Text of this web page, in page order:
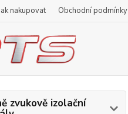
nakupovat Obchodní podmínky
zvukově izolační